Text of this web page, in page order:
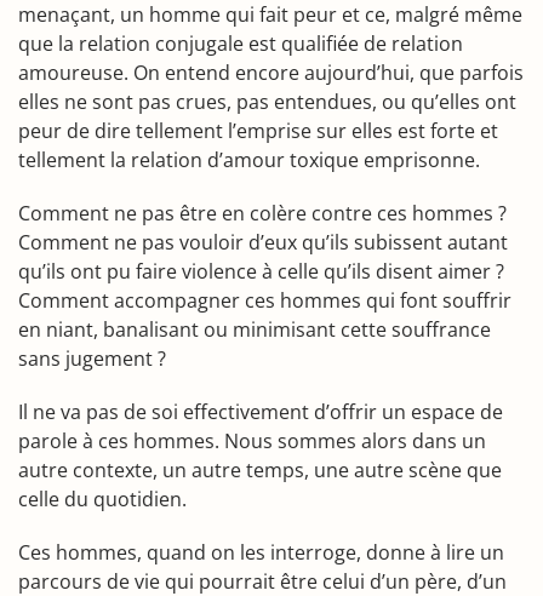
menaçant, un homme qui fait peur et ce, malgré même
que la relation conjugale est qualifiée de relation
amoureuse. On entend encore aujourd’hui, que parfois
elles ne sont pas crues, pas entendues, ou qu’elles ont
peur de dire tellement l’emprise sur elles est forte et
tellement la relation d’amour toxique emprisonne.
Comment ne pas être en colère contre ces hommes ?
Comment ne pas vouloir d’eux qu’ils subissent autant
qu’ils ont pu faire violence à celle qu’ils disent aimer ?
Comment accompagner ces hommes qui font souffrir
en niant, banalisant ou minimisant cette souffrance
sans jugement ?
Il ne va pas de soi effectivement d’offrir un espace de
parole à ces hommes. Nous sommes alors dans un
autre contexte, un autre temps, une autre scène que
celle du quotidien.
Ces hommes, quand on les interroge, donne à lire un
parcours de vie qui pourrait être celui d’un père, d’un